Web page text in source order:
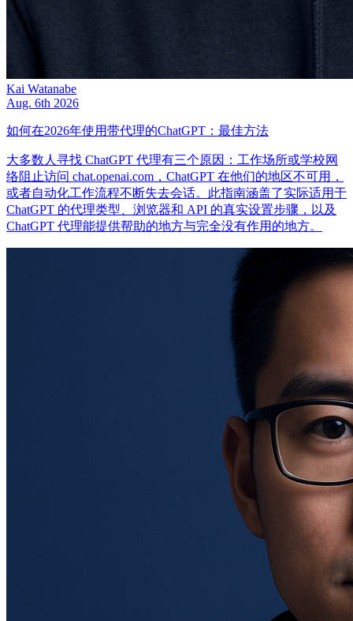
Kai Watanabe
Aug. 6th 2026
如何在2026年使用带代理的ChatGPT：最佳方法
大多数人寻找 ChatGPT 代理有三个原因：工作场所或学校网
络阻止访问 chat.openai.com，ChatGPT 在他们的地区不可用，
或者自动化工作流程不断失去会话。此指南涵盖了实际适用于
ChatGPT 的代理类型、浏览器和 API 的真实设置步骤，以及
ChatGPT 代理能提供帮助的地方与完全没有作用的地方。